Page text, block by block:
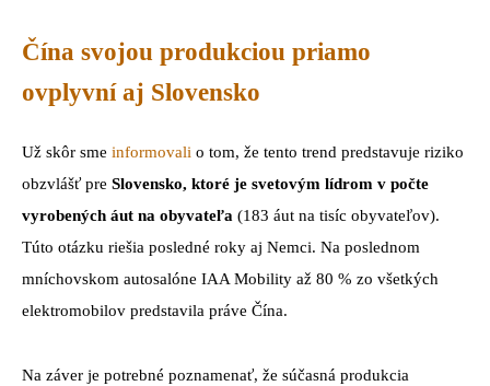
Čína svojou produkciou priamo
ovplyvní aj Slovensko
Už skôr sme informovali o tom, že tento trend predstavuje riziko
obzvlášť pre Slovensko, ktoré je svetovým lídrom v počte
vyrobených áut na obyvateľa (183 áut na tisíc obyvateľov).
Túto otázku riešia posledné roky aj Nemci. Na poslednom
mníchovskom autosalóne IAA Mobility až 80 % zo všetkých
elektromobilov predstavila práve Čína.
Na záver je potrebné poznamenať, že súčasná produkcia